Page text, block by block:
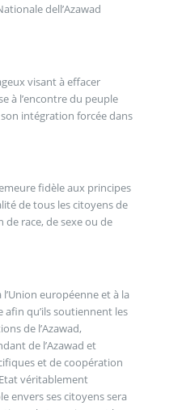
dell’Azawad
visant à effacer
à l’encontre du peuple
intégration forcée dans
fidèle aux principes
de tous les citoyens de
de race, de sexe ou de
européenne et à la
qu’ils soutiennent les
de l’Azawad,
de l’Azawad et
et de coopération
véritablement
envers ses citoyens sera